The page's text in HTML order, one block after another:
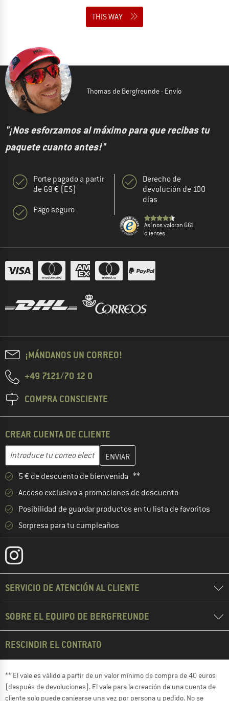
THIS WAY
Thomas de Bergfreunde - Envío
"¡Nos esforzamos al máximo para que recibas tu
paquete cuanto antes!"
Porte pagado a partir
de 69 € (ES)
Pago seguro
Derecho de
devolución de 100
días
Así nos valoran 661
clientes
¡MÁNDANOS UN CORREO!
+49 7121/70 12 0
COMPRA CONSCIENTE
CREAR CUENTA DE CLIENTE
Dirección de correo electrónico
Introduce aquí tu dirección de correo electrónico y crea tu
5 € de descuento de bienvenida **
Acceso exclusivo a promociones de descuento
Posibilidad de guardar productos en tu lista de favoritos
Sorpresa para tu cumpleaños
SERVICIO DE ATENCIÓN AL CLIENTE
SOBRE EL EQUIPO DE BERGFREUNDE
RESCINDIR EL CONTRATO
** El vale es válido a partir de un valor mínimo de compra de 40 euros
(después de devoluciones). El vale para la creación de una cuenta de
cliente solo puede canjearse una vez por persona y pedido. No se